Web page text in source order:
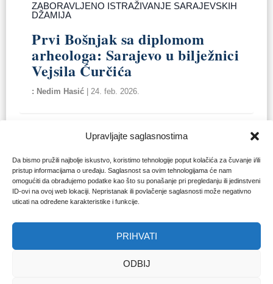
Upravljajte saglasnostima
Da bismo pružili najbolje iskustvo, koristimo tehnologije poput kolačića za čuvanje i/ili
pristup informacijama o uređaju. Saglasnost sa ovim tehnologijama će nam
omogućiti da obrađujemo podatke kao što su ponašanje pri pregledanju ili jedinstveni
ID-ovi na ovoj web lokaciji. Nepristanak ili povlačenje saglasnosti može negativno
uticati na određene karakteristike i funkcije.
PRIHVATI
ODBIJ
ZABORAVLJENO ISTRAŽIVANJE SARAJEVSKIH
DŽAMIJA
Prvi Bošnjak sa diplomom
arheologa: Sarajevo u bilježnici
Vejsila Ćurčića
Nedim Hasić |24. feb. 2026.